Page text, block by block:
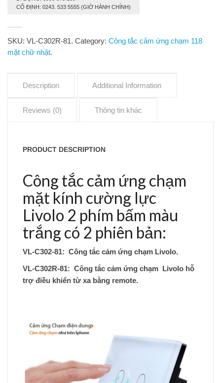
CỐ ĐỊNH: 0243. 533 5555 (GIỜ HÀNH CHÍNH)
SKU: VL-C302R-81. Category: Công tắc cảm ứng chạm 118
mặt chữ nhật.
Description Additional Information
Reviews (0) Thông tin khác
PRODUCT DESCRIPTION
Công tắc cảm ứng chạm
mặt kính cường lực
Livolo 2 phím bấm màu
trắng có 2 phiên bản:
VL-C302-81: Công tắc cảm ứng chạm Livolo.
VL-C302R-81: Công tắc cảm ứng chạm Livolo hỗ
trợ điều khiển từ xa bằng remote.